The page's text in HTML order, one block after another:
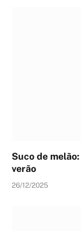
Suco de
verão
26/12/2025